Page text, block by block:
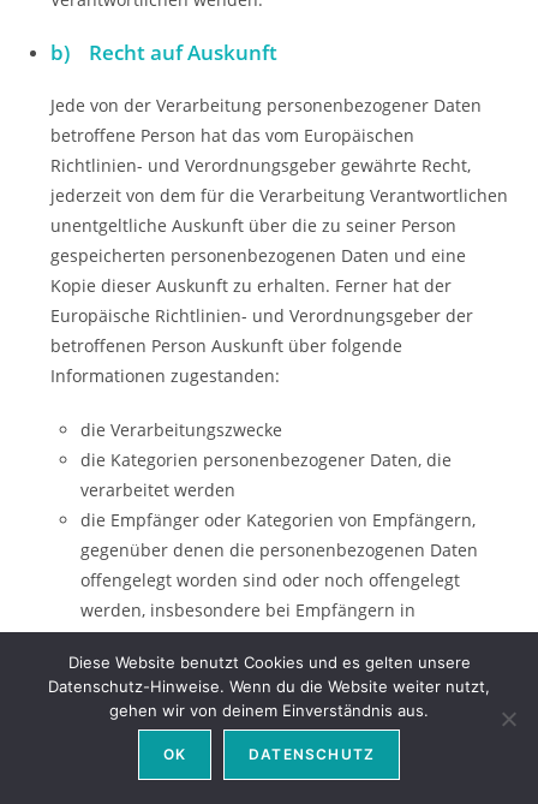
b) Recht auf Auskunft
Jede von der Verarbeitung personenbezogener Daten
betroffene Person hat das vom Europäischen
Richtlinien- und Verordnungsgeber gewährte Recht,
jederzeit von dem für die Verarbeitung Verantwortlichen
unentgeltliche Auskunft über die zu seiner Person
gespeicherten personenbezogenen Daten und eine
Kopie dieser Auskunft zu erhalten. Ferner hat der
Europäische Richtlinien- und Verordnungsgeber der
betroffenen Person Auskunft über folgende
Informationen zugestanden:
die Verarbeitungszwecke
die Kategorien personenbezogener Daten, die
verarbeitet werden
die Empfänger oder Kategorien von Empfängern,
gegenüber denen die personenbezogenen Daten
offengelegt worden sind oder noch offengelegt
werden, insbesondere bei Empfängern in
Organisationen
falls möglich die geplante Dauer, für die die
personenbezogenen Daten gespeichert werden,
oder, falls dies nicht möglich ist, die Kriterien für die
Diese Website benutzt Cookies und es gelten unsere
Datenschutz-Hinweise. Wenn du die Website weiter nutzt,
gehen wir von deinem Einverständnis aus.
OK DATENSCHUTZ